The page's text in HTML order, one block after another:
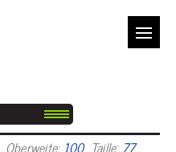
Oberweite: 100 Taille: 77